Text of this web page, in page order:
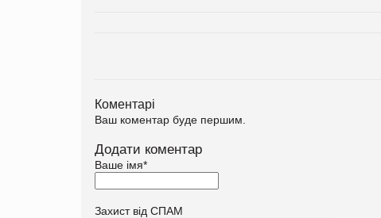
Коментарі
Ваш коментар буде першим.
Додати коментар
Ваше імя*
Захист від СПАМ